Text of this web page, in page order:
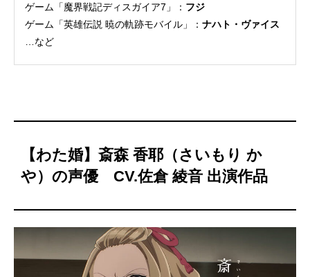
ゲーム「魔界戦記ディスガイア7」： フジ
ゲーム「英雄伝説 暁の軌跡モバイル」： ナハト・ヴァイス
…など
【わた婚】斎森 香耶（さいもり か
や）の声優 CV.佐倉 綾音 出演作品